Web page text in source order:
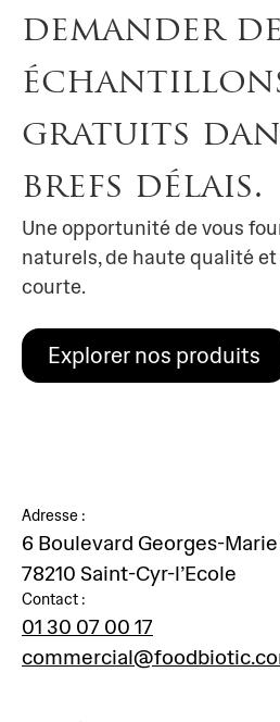
demander
gratuits
brefs délais.
Une opportunité de vous
naturels, de haute qualité
courte.
Explorer nos produits
Adresse :
6 Boulevard Georges-
78210 Saint-Cyr-l’Ecole
Contact :
01 30 07 00 17